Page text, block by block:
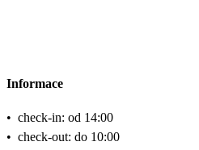
Informace
• check-in: od 14:00
• check-out: do 10:00